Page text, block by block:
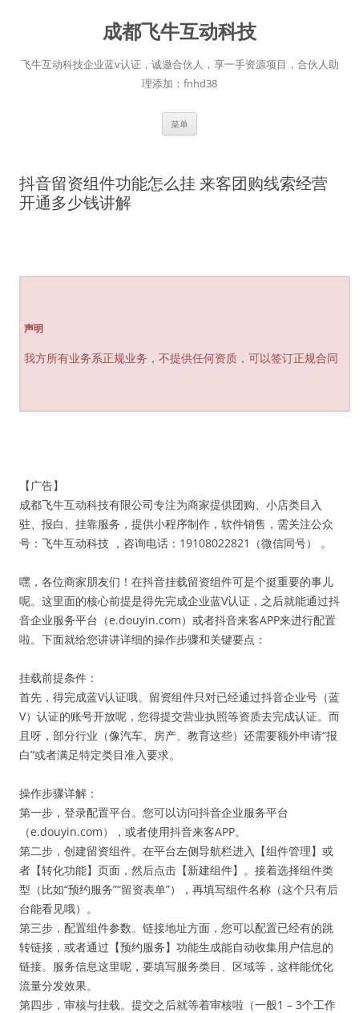
成都飞牛互动科技
飞牛互动科技企业蓝v认证，诚邀合伙人，享一手资源项目，合伙人助
理添加：fnhd38
菜单
抖音留资组件功能怎么挂 来客团购线索经营
开通多少钱讲解
声明
我方所有业务系正规业务，不提供任何资质，可以签订正规合同
【广告】
成都飞牛互动科技有限公司专注为商家提供团购、小店类目入
驻、报白、挂靠服务，提供小程序制作，软件销售，需关注公众
号：飞牛互动科技 ，咨询电话：19108022821（微信同号） 。
嘿，各位商家朋友们！在抖音挂载留资组件可是个挺重要的事儿
呢。这里面的核心前提是得先完成企业蓝V认证，之后就能通过抖
音企业服务平台（e.douyin.com）或者抖音来客APP来进行配置
啦。下面就给您讲讲详细的操作步骤和关键要点：
挂载前提条件：
首先，得完成蓝V认证哦。留资组件只对已经通过抖音企业号（蓝
V）认证的账号开放呢，您得提交营业执照等资质去完成认证。而
且呀，部分行业（像汽车、房产、教育这些）还需要额外申请“报
白”或者满足特定类目准入要求。
操作步骤详解：
第一步，登录配置平台。您可以访问抖音企业服务平台
（e.douyin.com），或者使用抖音来客APP。
第二步，创建留资组件。在平台左侧导航栏进入【组件管理】或
者【转化功能】页面，然后点击【新建组件】。接着选择组件类
型（比如“预约服务”“留资表单”），再填写组件名称（这个只有后
台能看见哦）。
第三步，配置组件参数。链接地址方面，您可以配置已经有的跳
转链接，或者通过【预约服务】功能生成能自动收集用户信息的
链接。服务信息这里呢，要填写服务类目、区域等，这样能优化
流量分发效果。
第四步，审核与挂载。提交之后就等着审核啦（一般1 – 3个工作